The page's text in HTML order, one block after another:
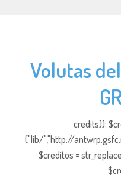
Volutas
credits));
("lib/","http://
$creditos =